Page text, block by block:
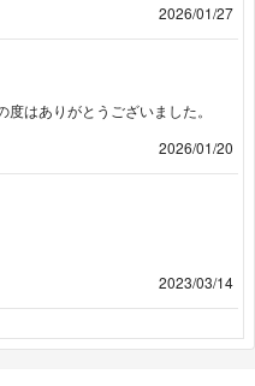
2026/01/27
はありがとうございました。
2026/01/20
2023/03/14